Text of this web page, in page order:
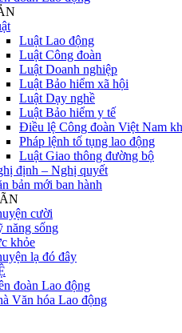
Luật Lao động
Luật Công đoàn
Luật Doanh nghiệp
Luật Bảo hiểm xã hội
Luật Dạy nghề
Luật Bảo hiểm y tế
Điều lệ Công đoàn Việt Nam
Pháp lệnh tố tụng lao động
Luật Giao thông đường bộ
định – Nghị quyết
bản mới ban hành
cười
năng sống
khỏe
lạ đó đây
đoàn Lao động
Văn hóa Lao động